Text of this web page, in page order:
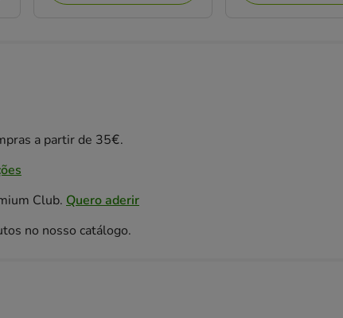
a partir de 35€.
Club. Quero aderir
no nosso catálogo.